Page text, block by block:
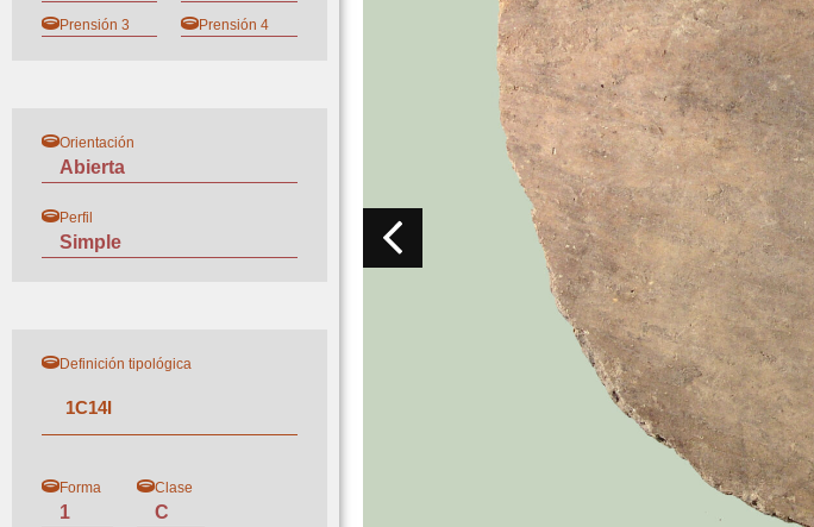
Prensión 3 Prensión 4
Orientación
Abierta
Perfil
Simple
Definición tipológica
1C14I
Forma
1
Clase
C